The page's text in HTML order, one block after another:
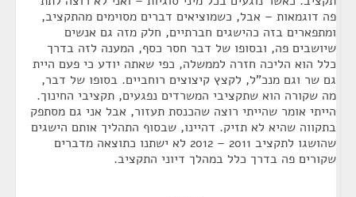
פה דוגמאות – אבל, כשמוציאים דברים מסוימים מהתקציב,
ומתפארים בזה כהישגים חברתיים, חלק מזה גם אנשים
שיושבים פה, ובסופו של דבר חסר כסף, המענה לזה בדרך
כלל הוא הליכה חזרה לממשלה, כפי שאתה יודע כי פעם היית
גם שר וגם מנכ"ל, לקצץ קיצוצים רוחביים. בסופו של דבר,
מה שקורה הוא שתקציבי המשרדים נפגעים, תקציבי החינוך.
הייתי אומר שהייתי רוצה שהכנסת תעזור, אבל אני גם מסתפק
בתקווה שהיא לא תזיק. דהיינו, שבסוף התהליך אותם הישגים
שהושגו לתקציב 2011 – 2012 לא ישתנו כתוצאה מדברים
שקורים פה בדרך כלל במהלך דיוני התקציב.